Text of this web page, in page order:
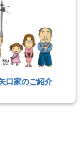
口家のご紹介